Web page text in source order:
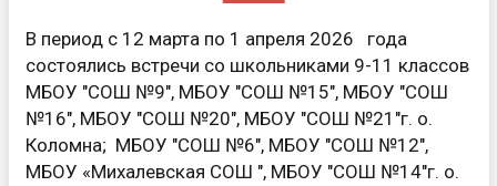
В период с 12 марта по 1 апреля 2026 года
состоялись встречи со школьниками 9-11 классов
МБОУ "СОШ №9", МБОУ "СОШ №15", МБОУ "СОШ
№16", МБОУ "СОШ №20", МБОУ "СОШ №21"г. о.
Коломна; МБОУ "СОШ №6", МБОУ "СОШ №12",
МБОУ «Михалевская СОШ ", МБОУ "СОШ №14"г. о.